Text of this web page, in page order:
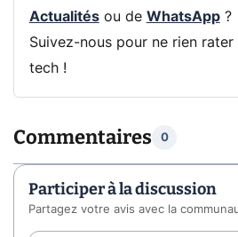
Actualitésou de WhatsApp?
Suivez-nous pour ne rien rater
tech !
Commentaires 0
Participer à la discussion
Partagez votre avis avec la